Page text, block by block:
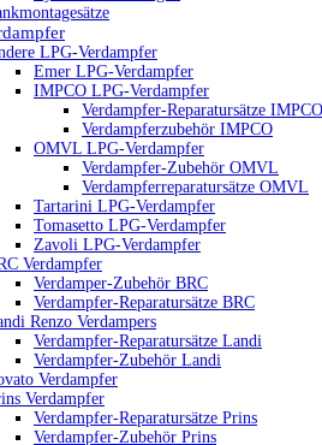
LPG-Verdampfer
Emer LPG-Verdampfer
IMPCO LPG-Verdampfer
Verdampfer-Reparatursätze IMPCO
Verdampferzubehör IMPCO
OMVL LPG-Verdampfer
Verdampfer-Zubehör OMVL
Verdampferreparatursätze OMVL
Tartarini LPG-Verdampfer
Tomasetto LPG-Verdampfer
Zavoli LPG-Verdampfer
Verdampfer
Verdamper-Zubehör BRC
Verdampfer-Reparatursätze BRC
Renzo Verdampers
Verdampfer-Reparatursätze Landi
Verdampfer-Zubehör Landi
Verdampfer
Verdampfer
Verdampfer-Reparatursätze Prins
Verdampfer-Zubehör Prins